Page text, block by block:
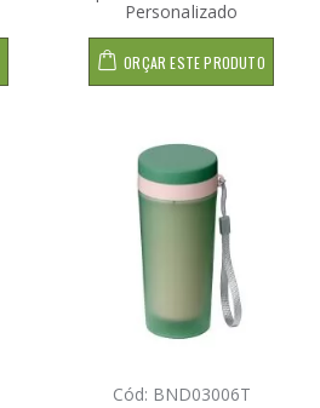
Personalizado
ORÇAR ESTE PRODUTO
Cód: BND03006T